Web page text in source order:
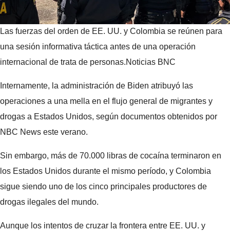
Las fuerzas del orden de EE. UU. y Colombia se reúnen para
una sesión informativa táctica antes de una operación
internacional de trata de personas.Noticias BNC
Internamente, la administración de Biden atribuyó las
operaciones a una mella en el flujo general de migrantes y
drogas a Estados Unidos, según documentos obtenidos por
NBC News este verano.
Sin embargo, más de 70.000 libras de cocaína terminaron en
los Estados Unidos durante el mismo período, y Colombia
sigue siendo uno de los cinco principales productores de
drogas ilegales del mundo.
Aunque los intentos de cruzar la frontera entre EE. UU. y